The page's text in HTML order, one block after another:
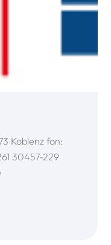
Koblenz fon:
30457-229